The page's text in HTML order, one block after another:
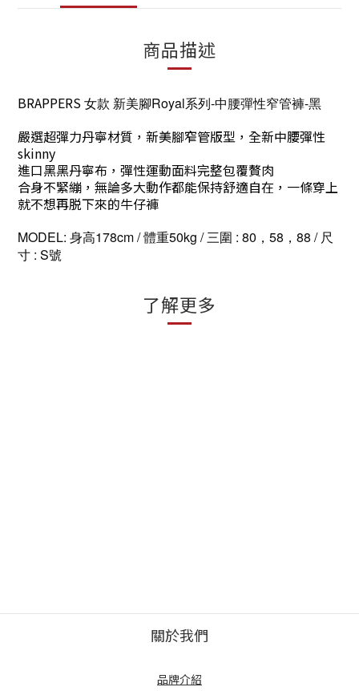
商品描述
BRAPPERS女款 新美腳Royal系列-中腰彈性窄管褲-黑
嚴選超彈力丹寧材質，新美腳窄管版型，全新中腰彈性
skinny
進口黑黑丹寧布，彈性運動面料完整包覆贅肉
合身不緊繃，無論多大動作都能保持舒適自在，一條穿上
就不想再脱下來的牛仔褲
MODEL: 身高178cm / 體重50kg / 三圍 : 80，58，88 / 尺
寸 : S號
了解更多
關於我們
品牌介紹